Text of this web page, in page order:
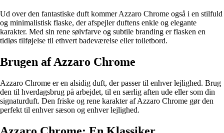
Ud over den fantastiske duft kommer Azzaro Chrome også i en stilfuld
og minimalistisk flaske, der afspejler duftens enkle og elegante
karakter. Med sin rene sølvfarve og subtile branding er flasken en
tidløs tilføjelse til ethvert badeværelse eller toiletbord.
Brugen af Azzaro Chrome
Azzaro Chrome er en alsidig duft, der passer til enhver lejlighed. Brug
den til hverdagsbrug på arbejdet, til en særlig aften ude eller som din
signaturduft. Den friske og rene karakter af Azzaro Chrome gør den
perfekt til enhver sæson og enhver lejlighed.